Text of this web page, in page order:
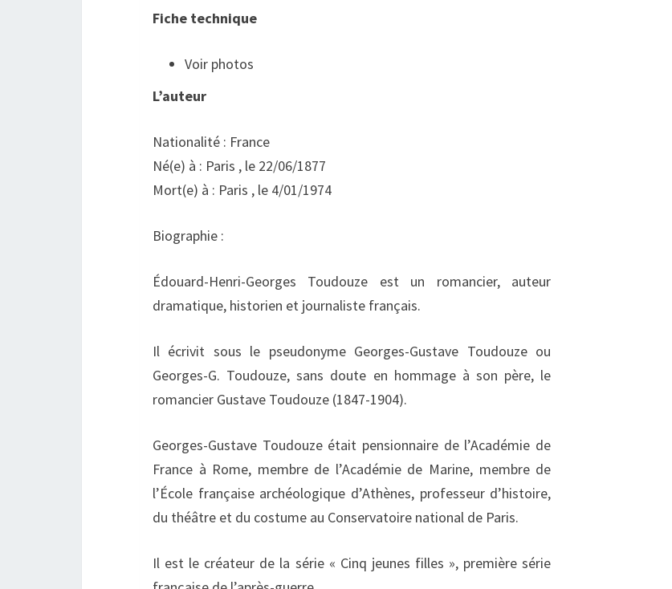
Fiche technique
Voir photos
L’auteur
Nationalité : France
Né(e) à : Paris , le 22/06/1877
Mort(e) à : Paris , le 4/01/1974
Biographie :
Édouard-Henri-Georges Toudouze est un romancier, auteur
dramatique, historien et journaliste français.
Il écrivit sous le pseudonyme Georges-Gustave Toudouze ou
Georges-G. Toudouze, sans doute en hommage à son père, le
romancier Gustave Toudouze (1847-1904).
Georges-Gustave Toudouze était pensionnaire de l’Académie de
France à Rome, membre de l’Académie de Marine, membre de
l’École française archéologique d’Athènes, professeur d’histoire,
du théâtre et du costume au Conservatoire national de Paris.
Il est le créateur de la série « Cinq jeunes filles », première série